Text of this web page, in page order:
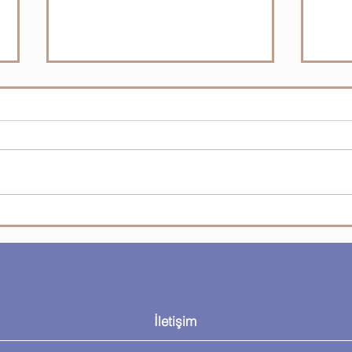
Nesneler: class, nesne
-
İletişim